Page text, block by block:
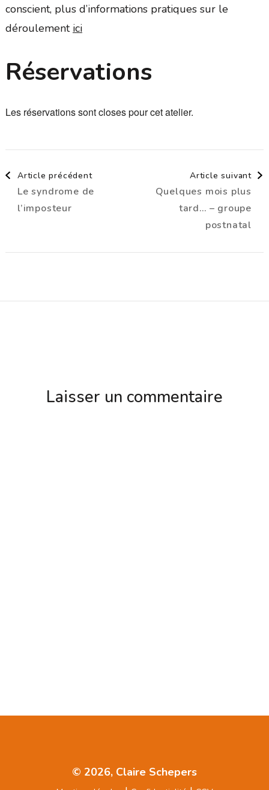
conscient, plus d’informations pratiques sur le
déroulement ici
Réservations
Les réservations sont closes pour cet atelier.
Navigation
d'article
Article précédent
Le syndrome de
l’imposteur
Article suivant
Quelques mois plus
tard… – groupe
postnatal
Laisser un commentaire
© 2026, Claire Schepers